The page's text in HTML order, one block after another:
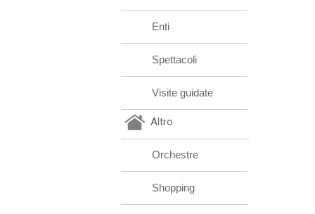
Enti
Spettacoli
Visite guidate
Altro
Orchestre
Shopping